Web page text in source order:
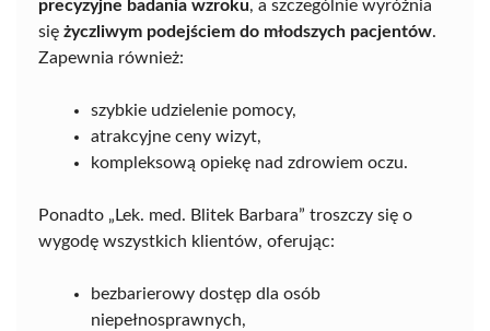
precyzyjne badania wzroku, a szczególnie wyróżnia
się życzliwym podejściem do młodszych pacjentów.
Zapewnia również:
szybkie udzielenie pomocy,
atrakcyjne ceny wizyt,
kompleksową opiekę nad zdrowiem oczu.
Ponadto „Lek. med. Blitek Barbara” troszczy się o
wygodę wszystkich klientów, oferując:
bezbarierowy dostęp dla osób
niepełnosprawnych,